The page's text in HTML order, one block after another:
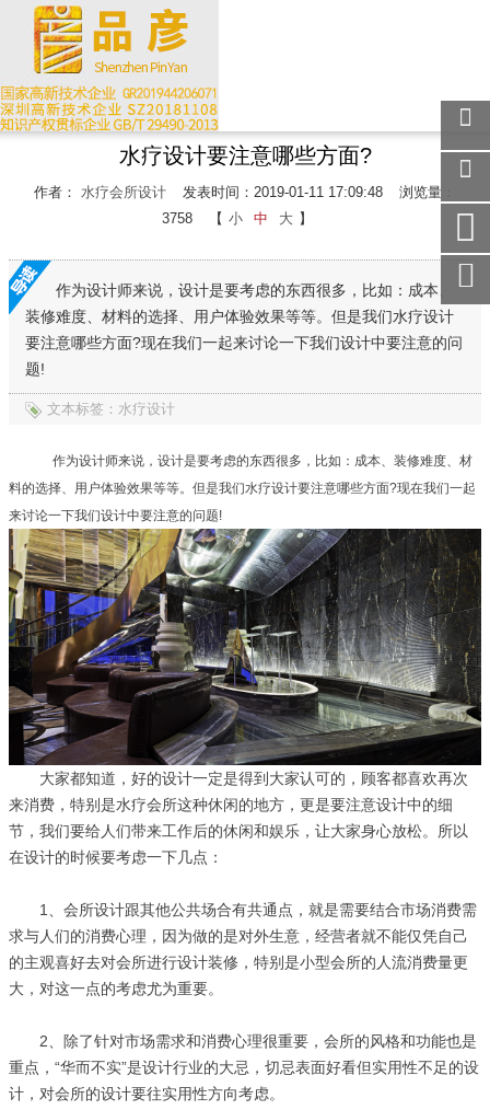
水疗设计要注意哪些方面?
作者： 水疗会所设计 发表时间：2019-01-11 17:09:48
浏览量：
3758
【 小 中 大 】
作为设计师来说，设计是要考虑的东西很多，比如：成本、
装修难度、材料的选择、用户体验效果等等。但是我们水疗设计
要注意哪些方面?现在我们一起来讨论一下我们设计中要注意的问
题!
文本标签：水疗设计
作为设计师来说，设计是要考虑的东西很多，比如：成本、装修难度、材
料的选择、用户体验效果等等。但是我们水疗设计要注意哪些方面?现在我们一起
来讨论一下我们设计中要注意的问题!
大家都知道，好的设计一定是得到大家认可的，顾客都喜欢再次
来消费，特别是水疗会所这种休闲的地方，更是要注意设计中的细
节，我们要给人们带来工作后的休闲和娱乐，让大家身心放松。所以
在设计的时候要考虑一下几点：
1、会所设计跟其他公共场合有共通点，就是需要结合市场消费需
求与人们的消费心理，因为做的是对外生意，经营者就不能仅凭自己
的主观喜好去对会所进行设计装修，特别是小型会所的人流消费量更
大，对这一点的考虑尤为重要。
2、除了针对市场需求和消费心理很重要，会所的风格和功能也是
重点，“华而不实”是设计行业的大忌，切忌表面好看但实用性不足的设
计，对会所的设计要往实用性方向考虑。
关注
微信
在线
手机
访问
服务
热线